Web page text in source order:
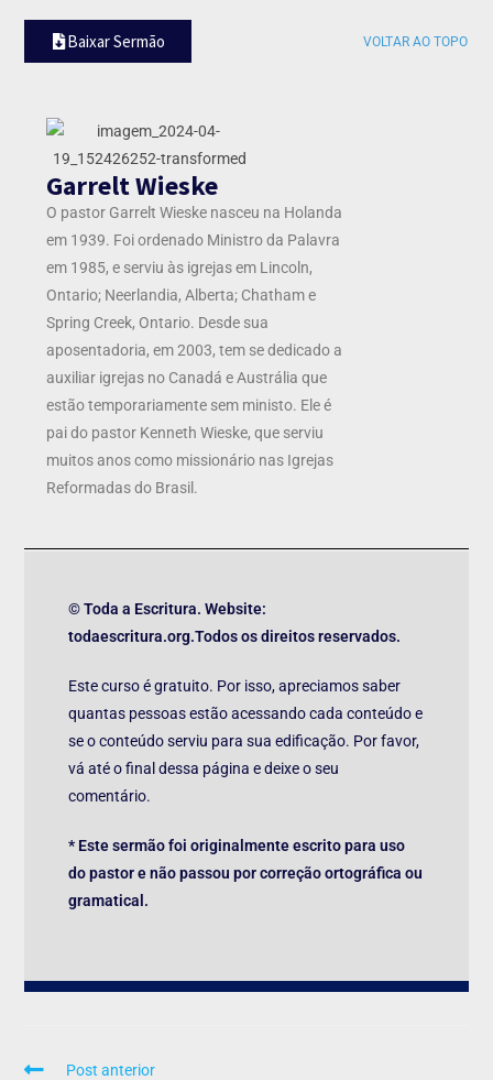
Baixar Sermão VOLTAR AO TOPO
Garrelt Wieske
O pastor Garrelt Wieske nasceu na Holanda
em 1939. Foi ordenado Ministro da Palavra
em 1985, e serviu às igrejas em Lincoln,
Ontario; Neerlandia, Alberta; Chatham e
Spring Creek, Ontario. Desde sua
aposentadoria, em 2003, tem se dedicado a
auxiliar igrejas no Canadá e Austrália que
estão temporariamente sem ministo. Ele é
pai do pastor Kenneth Wieske, que serviu
muitos anos como missionário nas Igrejas
Reformadas do Brasil.
© Toda a Escritura. Website:
todaescritura.org.Todos os direitos reservados.
Este curso é gratuito. Por isso, apreciamos saber
quantas pessoas estão acessando cada conteúdo e
se o conteúdo serviu para sua edificação. Por favor,
vá até o final dessa página e deixe o seu
comentário.
* Este sermão foi originalmente escrito para uso
do pastor e não passou por correção ortográfica ou
gramatical.
Post anterior